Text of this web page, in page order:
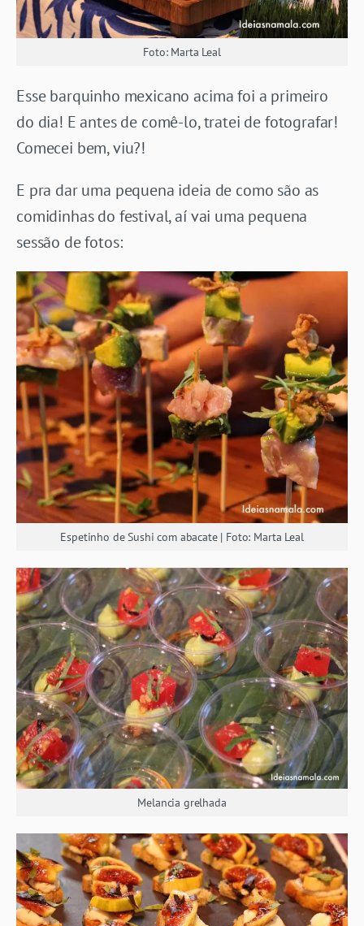
Foto: Marta Leal
Esse barquinho mexicano acima foi a primeiro
do dia! E antes de comê-lo, tratei de fotografar!
Comecei bem, viu?!
E pra dar uma pequena ideia de como são as
comidinhas do festival, aí vai uma pequena
sessão de fotos:
Espetinho de Sushi com abacate | Foto: Marta Leal
Melancia grelhada